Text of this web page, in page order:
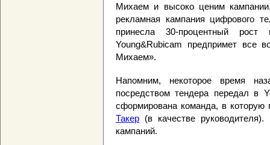
Михаем и высоко ценим
рекламная кампания цифрового
принесла 30-процентный
Young&Rubicam предпримет все
Михаем».
Напомним, некоторое время
посредством тендера передал в
сформирована команда, в
Такер (в качестве
кампаний.